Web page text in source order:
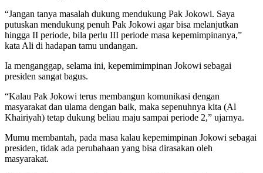
“Jangan tanya masalah dukung mendukung Pak Jokowi. Saya
putuskan mendukung penuh Pak Jokowi agar bisa melanjutkan
hingga II periode, bila perlu III periode masa kepemimpinanya,”
kata Ali di hadapan tamu undangan.
Ia menganggap, selama ini, kepemimimpinan Jokowi sebagai
presiden sangat bagus.
“Kalau Pak Jokowi terus membangun komunikasi dengan
masyarakat dan ulama dengan baik, maka sepenuhnya kita (Al
Khairiyah) tetap dukung beliau maju sampai periode 2,” ujarnya.
Mumu membantah, pada masa kalau kepemimpinan Jokowi sebagai
presiden, tidak ada perubahaan yang bisa dirasakan oleh
masyarakat.